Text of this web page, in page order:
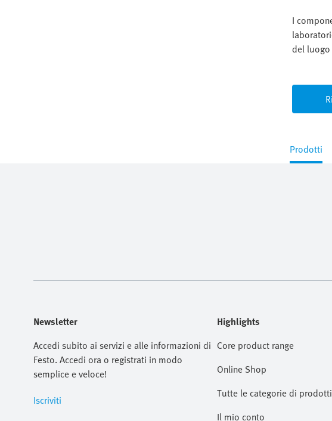
I
del
Prodotti
Newsletter
Accedi subito ai servizi e alle informazioni di
Festo. Accedi ora o registrati in modo
semplice e veloce!
Iscriviti
Highlights
Core product range
Online Shop
Tutte le categorie di prodotti
Il mio conto